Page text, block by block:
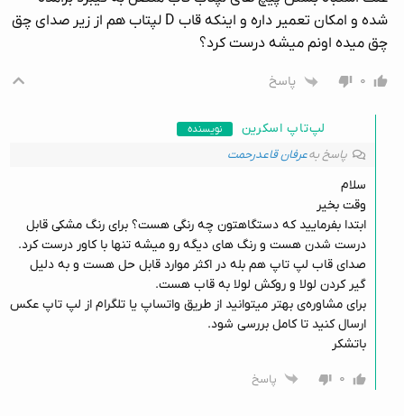
شده و امکان تعمیر داره و اینکه قاب D لپتاب هم از زیر صدای چق
چق میده اونم میشه درست کرد؟
۰ پاسخ
لپ‌تاپ اسکرین نویسنده
پاسخ بهعرفان قاعدرحمت
سلام
وقت بخیر
ابتدا بفرمایید که دستگاهتون چه رنگی هست؟ برای رنگ مشکی قابل
درست شدن هست و رنگ های دیگه رو میشه تنها با کاور درست کرد.
صدای قاب لپ تاپ هم بله در اکثر موارد قابل حل هست و به دلیل
گیر کردن لولا و روکش لولا به قاب هست.
برای مشاوره‌ی بهتر میتوانید از طریق واتساپ یا تلگرام از لپ تاپ عکس
ارسال کنید تا کامل بررسی شود.
باتشکر
۰
پاسخ